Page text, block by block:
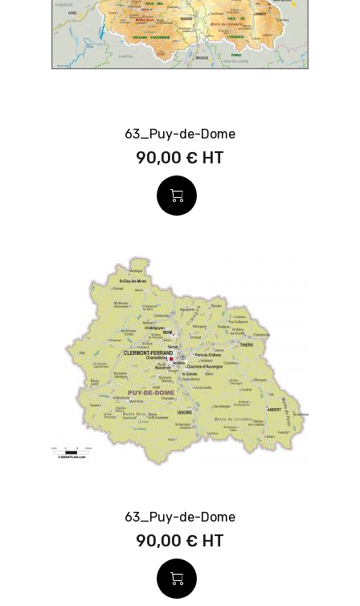
63_Puy-de-Dome
90,00 €
63_Puy-de-Dome
90,00 €